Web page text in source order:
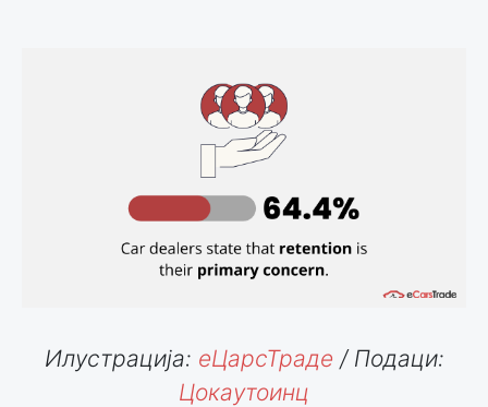
Илустрација: еЦарсТраде / Подаци:
Цокаутоинц